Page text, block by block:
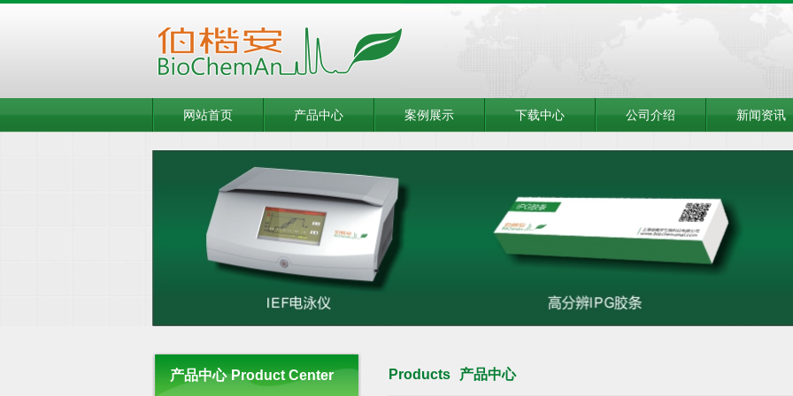
网站首页 产品中心 案例展示 下载中心 公司介绍 新闻资讯
产品中心 Product Center Products 产品中心